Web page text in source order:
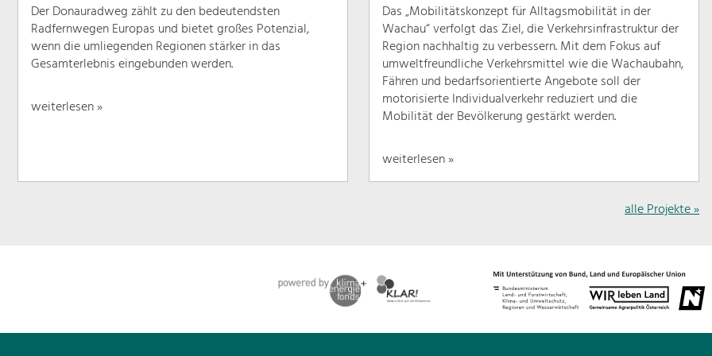
Der Donauradweg zählt zu den bedeutendsten
Radfernwegen Europas und bietet großes Potenzial,
wenn die umliegenden Regionen stärker in das
Gesamterlebnis eingebunden werden.
weiterlesen »
Das „Mobilitätskonzept für Alltagsmobilität in der
Wachau“ verfolgt das Ziel, die Verkehrsinfrastruktur der
Region nachhaltig zu verbessern. Mit dem Fokus auf
umweltfreundliche Verkehrsmittel wie die Wachaubahn,
Fähren und bedarfsorientierte Angebote soll der
motorisierte Individualverkehr reduziert und die
Mobilität der Bevölkerung gestärkt werden.
weiterlesen »
alle Projekte »